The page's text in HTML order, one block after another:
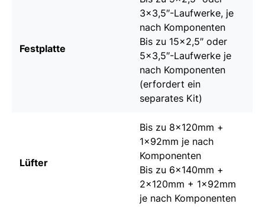
Festplatte
3×3,5″-Laufwerke, je
nach Komponenten
Bis zu 15×2,5″ oder
5×3,5″-Laufwerke je
nach Komponenten
(erfordert ein
separates Kit)
Lüfter
Bis zu 8x120mm +
1x92mm je nach
Komponenten
Bis zu 6x140mm +
2x120mm + 1x92mm
je nach Komponenten